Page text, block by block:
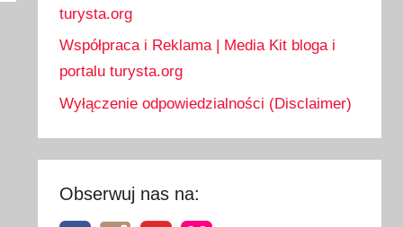
turysta.org
Współpraca i Reklama | Media Kit bloga i
portalu turysta.org
Wyłączenie odpowiedzialności (Disclaimer)
Obserwuj nas na: